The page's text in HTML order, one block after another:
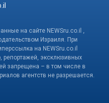
на сайте NEWSru.co.il ,
Израиля. При
на NEWSru.co.il
репортажей, эксклюзивных
запрещена – в том числе в
агентств не разрешается.